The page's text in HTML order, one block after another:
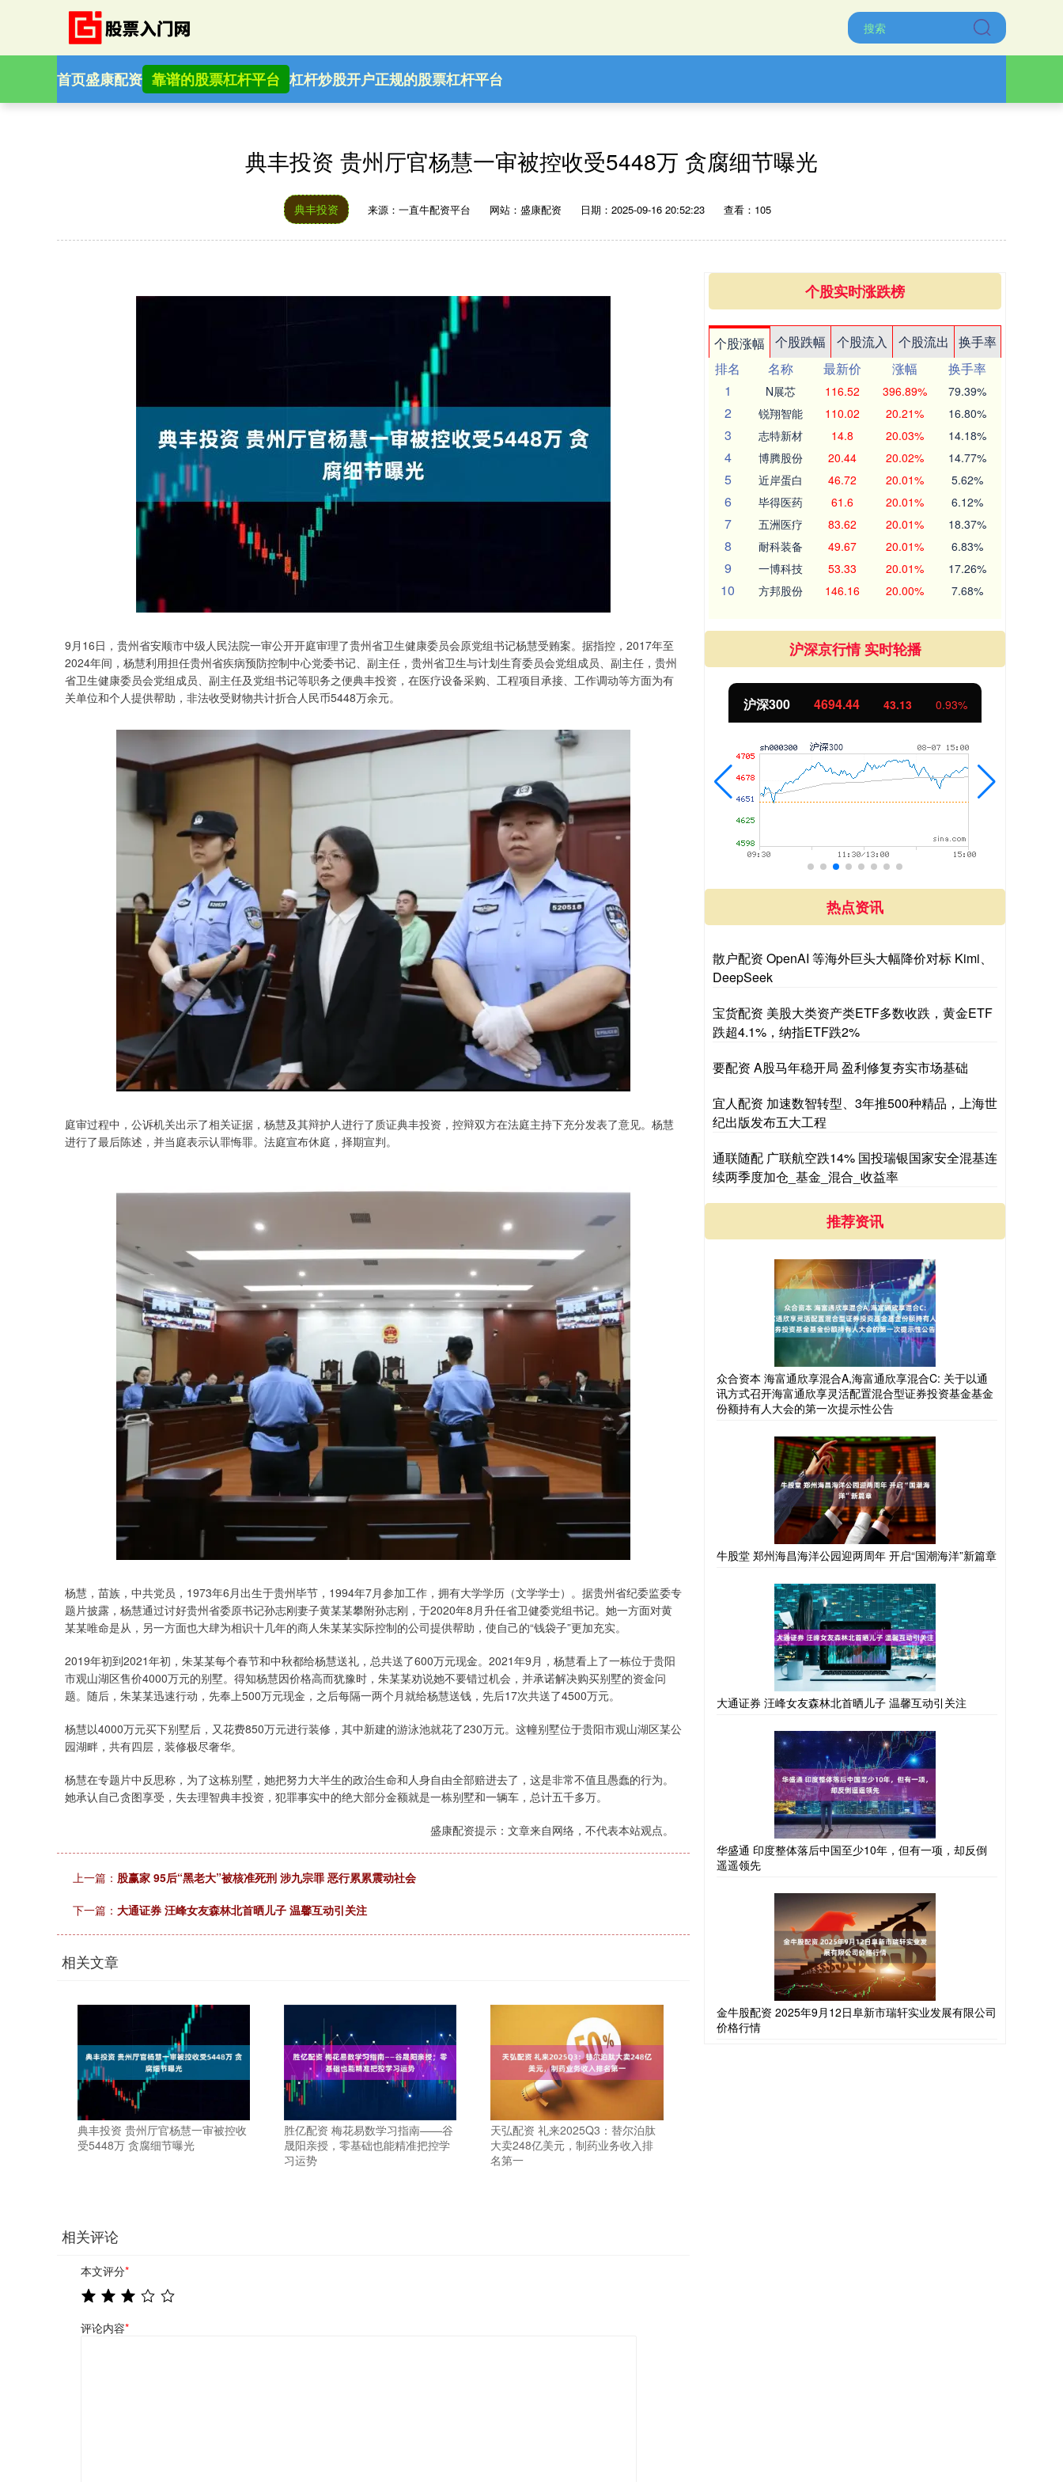
首页盛康配资 靠谱的股票杠杆平台 杠杆炒股开户正规的股票杠杆平台
典丰投资 贵州厅官杨慧一审被控收受5448万 贪腐细节曝光
典丰投资 来源：一直牛配资平台 网站：盛康配资 日期：2025-09-16 20:52:23 查看：105
9月16日，贵州省安顺市中级人民法院一审公开开庭审理了贵州省卫生健康委员会原党组书记杨慧受贿案。据指控，2017年至
2024年间，杨慧利用担任贵州省疾病预防控制中心党委书记、副主任，贵州省卫生与计划生育委员会党组成员、副主任，贵州
省卫生健康委员会党组成员、副主任及党组书记等职务之便典丰投资，在医疗设备采购、工程项目承接、工作调动等方面为有
关单位和个人提供帮助，非法收受财物共计折合人民币5448万余元。
庭审过程中，公诉机关出示了相关证据，杨慧及其辩护人进行了质证典丰投资，控辩双方在法庭主持下充分发表了意见。杨慧
进行了最后陈述，并当庭表示认罪悔罪。法庭宣布休庭，择期宣判。
杨慧，苗族，中共党员，1973年6月出生于贵州毕节，1994年7月参加工作，拥有大学学历（文学学士）。据贵州省纪委监委专
题片披露，杨慧通过讨好贵州省委原书记孙志刚妻子黄某某攀附孙志刚，于2020年8月升任省卫健委党组书记。她一方面对黄
某某唯命是从，另一方面也大肆为相识十几年的商人朱某某实际控制的公司提供帮助，使自己的“钱袋子”更加充实。
2019年初到2021年初，朱某某每个春节和中秋都给杨慧送礼，总共送了600万元现金。2021年9月，杨慧看上了一栋位于贵阳
市观山湖区售价4000万元的别墅。得知杨慧因价格高而犹豫时，朱某某劝说她不要错过机会，并承诺解决购买别墅的资金问
题。随后，朱某某迅速行动，先奉上500万元现金，之后每隔一两个月就给杨慧送钱，先后17次共送了4500万元。
杨慧以4000万元买下别墅后，又花费850万元进行装修，其中新建的游泳池就花了230万元。这幢别墅位于贵阳市观山湖区某公
园湖畔，共有四层，装修极尽奢华。
杨慧在专题片中反思称，为了这栋别墅，她把努力大半生的政治生命和人身自由全部赔进去了，这是非常不值且愚蠢的行为。
她承认自己贪图享受，失去理智典丰投资，犯罪事实中的绝大部分金额就是一栋别墅和一辆车，总计五千多万。
盛康配资提示：文章来自网络，不代表本站观点。
上一篇： 股赢家 95后“黑老大”被核准死刑 涉九宗罪 恶行累累震动社会
下一篇： 大通证券 汪峰女友森林北首晒儿子 温馨互动引关注
相关文章
典丰投资 贵州厅官杨慧一审被控收
受5448万 贪腐细节曝光
胜亿配资 梅花易数学习指南——谷
晟阳亲授，零基础也能精准把控学
习运势
天弘配资 礼来2025Q3：替尔泊肽
大卖248亿美元，制药业务收入排
名第一
相关评论
本文评分*
评论内容*
个股实时涨跌榜
个股涨幅 个股跌幅 个股流入 个股流出
换手率
排名
名称 最新价 涨幅
换手率
1
N展芯 116.52 396.89% 79.39%
2 锐翔智能 110.02 20.21% 16.80%
3 志特新材 14.8 20.03% 14.18%
4 博腾股份 20.44 20.02% 14.77%
5 近岸蛋白 46.72 20.01% 5.62%
6 毕得医药 61.6 20.01% 6.12%
7 五洲医疗 83.62 20.01% 18.37%
8 耐科装备 49.67 20.01% 6.83%
9 一博科技 53.33 20.01% 17.26%
10 方邦股份 146.16 20.00% 7.68%
沪深京行情 实时轮播
1.02% 深证成指 14311.01 200.89 1.42% 北证50 1134.24 11.37 1.01%
热点资讯
散户配资 OpenAI 等海外巨头大幅降价对标 Kimi、
DeepSeek
宝货配资 美股大类资产类ETF多数收跌，黄金ETF
跌超4.1%，纳指ETF跌2%
要配资 A股马年稳开局 盈利修复夯实市场基础
宜人配资 加速数智转型、3年推500种精品，上海世
纪出版发布五大工程
通联随配 广联航空跌14% 国投瑞银国家安全混基连
续两季度加仓_基金_混合_收益率
推荐资讯
众合资本 海富通欣享混合A,海富通欣享混合C: 关于以通
讯方式召开海富通欣享灵活配置混合型证券投资基金基金
份额持有人大会的第一次提示性公告
牛股堂 郑州海昌海洋公园迎两周年 开启“国潮海洋”新篇章
大通证券 汪峰女友森林北首晒儿子 温馨互动引关注
华盛通 印度整体落后中国至少10年，但有一项，却反倒
遥遥领先
金牛股配资 2025年9月12日阜新市瑞轩实业发展有限公司
价格行情